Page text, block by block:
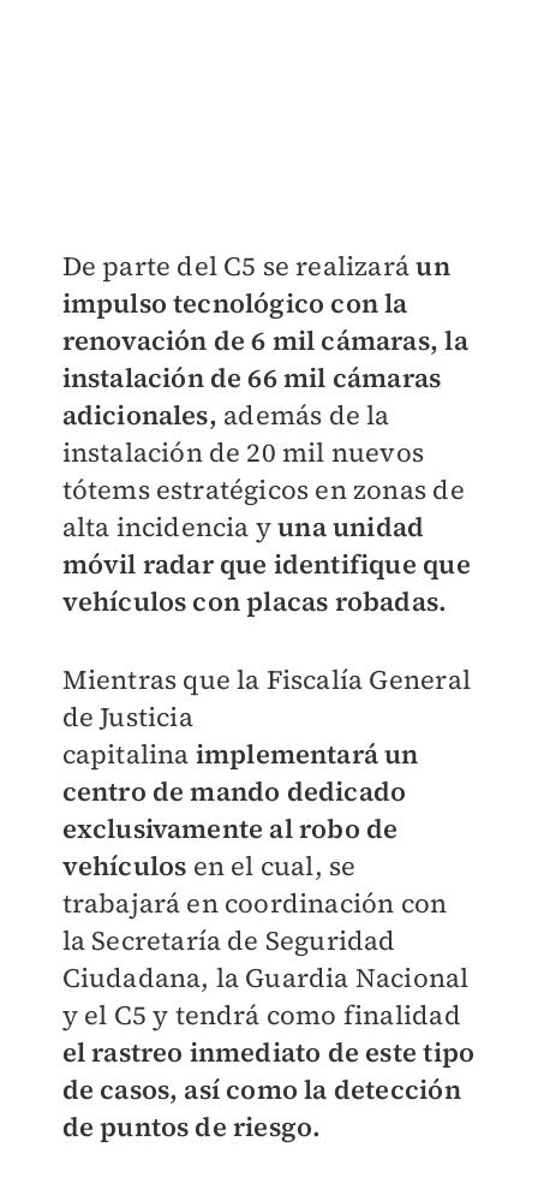
De parte del C5 se realizaráun
impulso tecnológico con la
renovación de 6 mil cámaras, la
instalación de 66 mil cámaras
adicionales, además de la
instalación de 20 mil nuevos
tótems estratégicos en zonas de
alta incidencia yuna unidad
móvil radar que identifique que
vehículos con placas robadas.
Mientras que la Fiscalía General
de Justicia
capitalina implementará un
centro de mando dedicado
exclusivamente al robo de
vehículos en el cual, se
trabajará en coordinación con
la Secretaría de Seguridad
Ciudadana, la Guardia Nacional
y el C5 y tendrá como finalidad
el rastreo inmediato de este tipo
de casos, así como la detección
de puntos de riesgo.